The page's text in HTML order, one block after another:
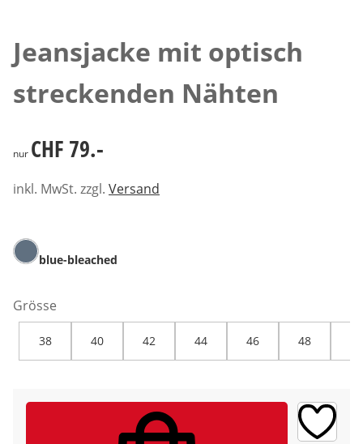
Jeansjacke mit optisch
streckenden Nähten
CHF 79.-
nur CHF 79.-
inkl. MwSt. zzgl. Versand
blue-bleached
Grösse
38 40 42 44 46 48